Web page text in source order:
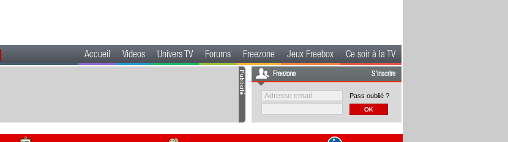
Accueil Videos Univers TV Forums Freezone Jeux Freebox Ce soir à la TV
Freezone S'inscrire
Pass oublié ?